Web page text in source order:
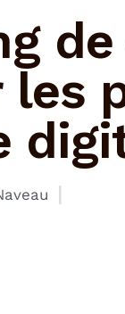
les
I